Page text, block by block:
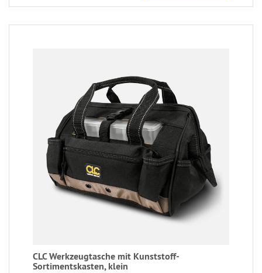
CLC Werkzeugtasche mit Kunststoff-
Sortimentskasten, klein